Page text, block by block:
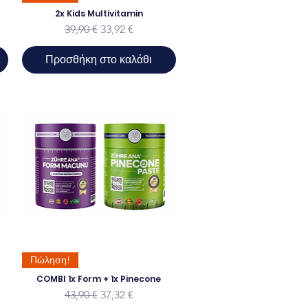
2x Kids Multivitamin
Κανονική τιμή
39,90 € Τιμή Έκπτωσης
33,92 €
Προσθήκη στο καλάθι
Πώληση!
COMBI 1x Form + 1x Pinecone
Κανονική τιμή
43,90 € Τιμή Έκπτωσης
37,32 €